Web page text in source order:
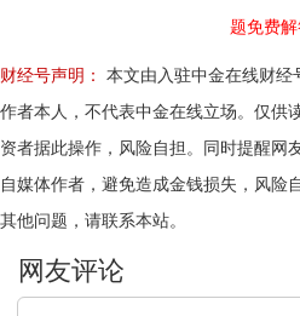
题免费
财经号声明：
本文由入驻中金在线财经
作者本人，不代表中金在线立场。仅供
资者据此操作，风险自担。同时提醒网
自媒体作者，避免造成金钱损失，风险
其他问题，请联系本站。